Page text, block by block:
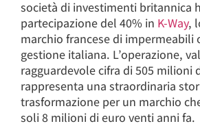
società di investimenti britannica
partecipazione del 40% in K-Way,
marchio francese di impermeabili
gestione italiana. L’operazione,
ragguardevole cifra di 505 milioni
rappresenta una straordinaria
trasformazione per un marchio
soli 8 milioni di euro venti anni fa.